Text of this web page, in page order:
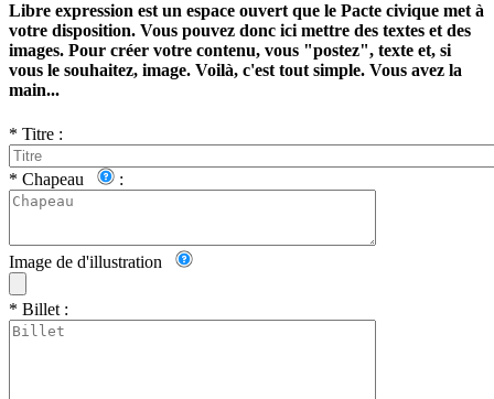
Libre expression est un espace ouvert que le Pacte civique met à
votre disposition. Vous pouvez donc ici mettre des textes et des
images. Pour créer votre contenu, vous "postez", texte et, si
vous le souhaitez, image. Voilà, c'est tout simple. Vous avez la
main...
* Titre :
* Chapeau :
Image de d'illustration
* Billet :